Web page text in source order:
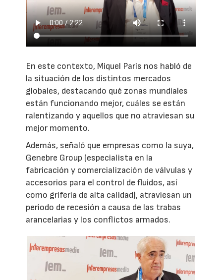
En este contexto, Miquel París nos habló de
la situación de los distintos mercados
globales, destacando qué zonas mundiales
están funcionando mejor, cuáles se están
ralentizando y aquellos que no atraviesan su
mejor momento.
Además, señaló que empresas como la suya,
Genebre Group (especialista en la
fabricación y comercialización de válvulas y
accesorios para el control de fluidos, así
como grifería de alta calidad), atraviesan un
periodo de recesión a causa de las trabas
arancelarias y los conflictos armados.